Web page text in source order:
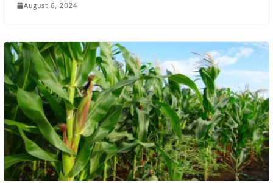
August 6, 2024